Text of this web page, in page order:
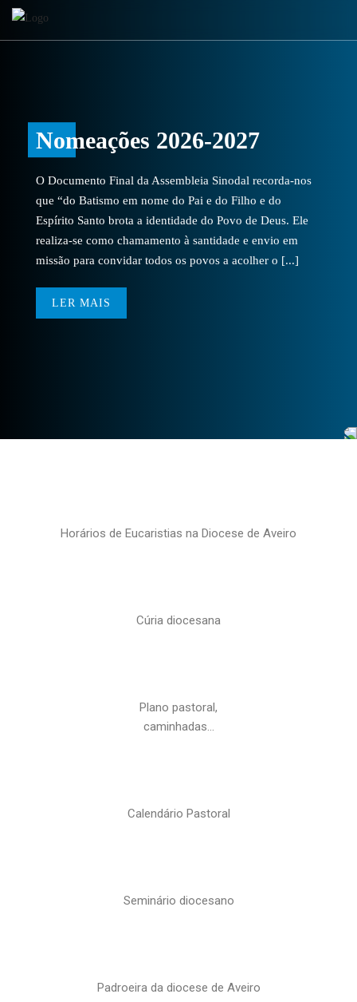
Nomeações 2026-2027
O Documento Final da Assembleia Sinodal recorda-nos
que “do Batismo em nome do Pai e do Filho e do
Espírito Santo brota a identidade do Povo de Deus. Ele
realiza-se como chamamento à santidade e envio em
missão para convidar todos os povos a acolher o [...]
LER MAIS
Horários de Eucaristias na Diocese de Aveiro
Cúria diocesana
Plano pastoral,
caminhadas…
Calendário Pastoral
Seminário diocesano
Padroeira da diocese de Aveiro